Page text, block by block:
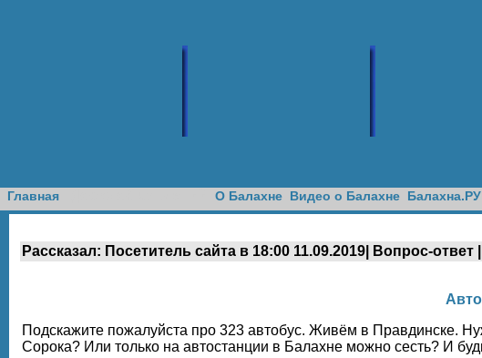
Главная О Балахне Видео о Балахне
Рассказал: Посетитель сайта в 18:00 11.09.2019| Вопрос-ответ |
Подскажите пожалуйста про 323 автобус. Живём в Правдинске.
Сорока? Или только на автостанции в Балахне можно сесть? И